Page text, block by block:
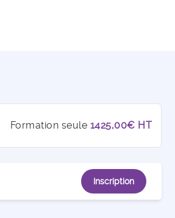
Formation seule 1425,00€ HT
Inscription